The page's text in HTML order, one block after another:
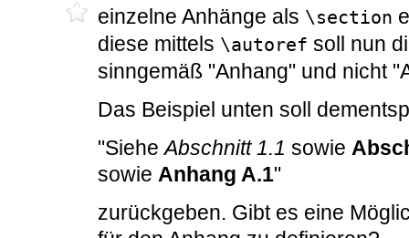
einzelne Anhänge als \section
diese mittels \autoref soll nun
sinngemäß "Anhang" und nicht
Das Beispiel unten soll
"SieheAbschnitt 1.1 sowie
sowie Anhang A.1"
zurückgeben. Gibt es eine